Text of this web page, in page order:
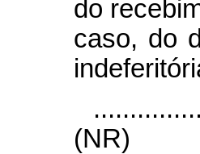
do
caso, do
(NR)